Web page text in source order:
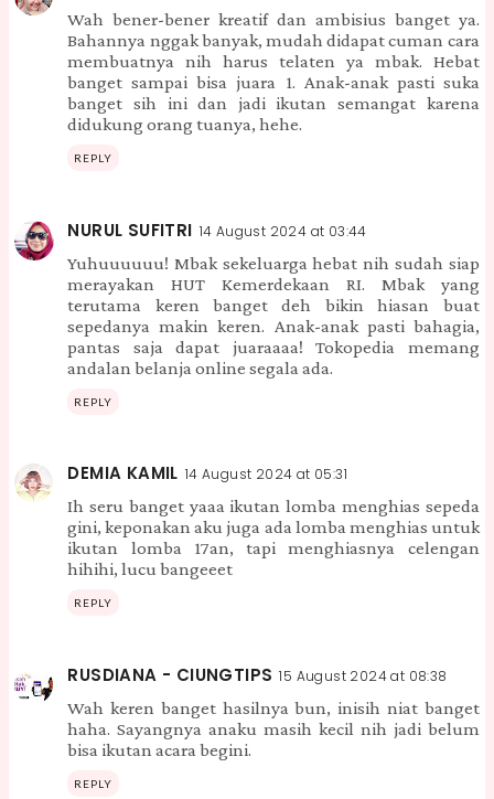
Wah bener-bener kreatif dan ambisius banget ya.
Bahannya nggak banyak, mudah didapat cuman cara
membuatnya nih harus telaten ya mbak. Hebat
banget sampai bisa juara 1. Anak-anak pasti suka
banget sih ini dan jadi ikutan semangat karena
didukung orang tuanya, hehe.
REPLY
NURUL SUFITRI 14 August 2024 at 03:44
Yuhuuuuuu! Mbak sekeluarga hebat nih sudah siap
merayakan HUT Kemerdekaan RI. Mbak yang
terutama keren banget deh bikin hiasan buat
sepedanya makin keren. Anak-anak pasti bahagia,
pantas saja dapat juaraaaa! Tokopedia memang
andalan belanja online segala ada.
REPLY
DEMIA KAMIL 14 August 2024 at 05:31
Ih seru banget yaaa ikutan lomba menghias sepeda
gini, keponakan aku juga ada lomba menghias untuk
ikutan lomba 17an, tapi menghiasnya celengan
hihihi, lucu bangeeet
REPLY
RUSDIANA - CIUNGTIPS 15 August 2024 at 08:38
Wah keren banget hasilnya bun, inisih niat banget
haha. Sayangnya anaku masih kecil nih jadi belum
bisa ikutan acara begini.
REPLY